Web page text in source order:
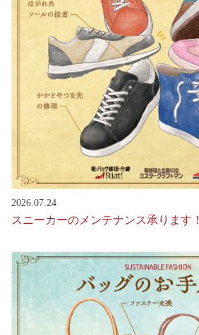
2026.07.24
スニーカーのメンテナンス承ります！